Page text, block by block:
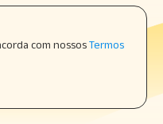
com nossosTermos